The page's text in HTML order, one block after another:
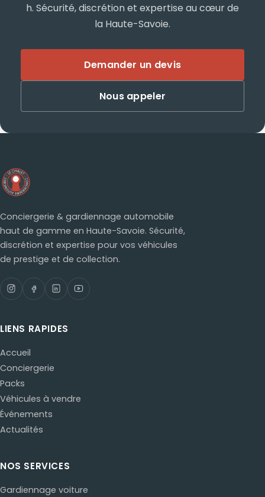
h. Sécurité, discrétion et expertise au cœur de
la Haute-Savoie.
Demander un devis
Nous appeler
Conciergerie & gardiennage automobile
haut de gamme en Haute-Savoie. Sécurité,
discrétion et expertise pour vos véhicules
de prestige et de collection.
LIENS RAPIDES
Accueil
Conciergerie
Packs
Véhicules à vendre
Événements
Actualités
NOS SERVICES
Gardiennage voiture